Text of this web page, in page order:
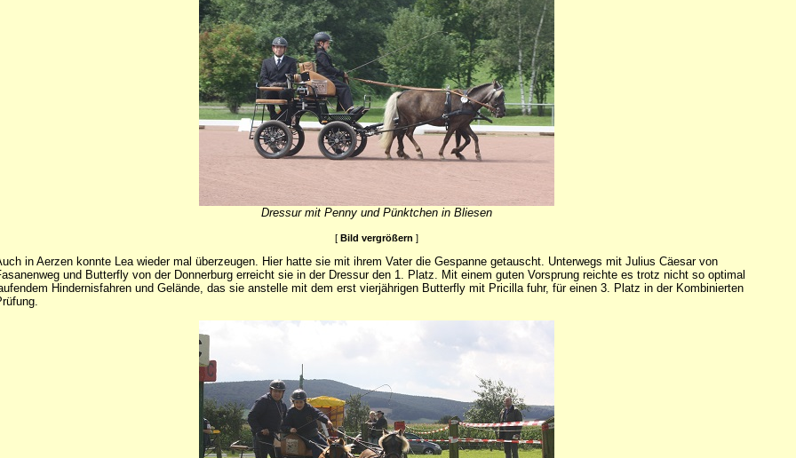
Dressur mit Penny und Pünktchen in Bliesen
[ Bild vergrößern ]
in Aerzen konnte Lea wieder mal überzeugen. Hier hatte sie mit ihrem Vater die Gespanne getauscht. Unterwegs mit Julius Cäesar von
und Butterfly von der Donnerburg erreicht sie in der Dressur den 1. Platz. Mit einem guten Vorsprung reichte es trotz nicht so optimal
Hindernisfahren und Gelände, das sie anstelle mit dem erst vierjährigen Butterfly mit Pricilla fuhr, für einen 3. Platz in der Kombinierten